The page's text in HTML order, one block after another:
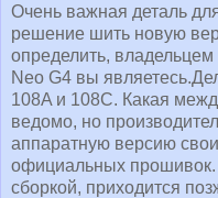
Очень важная деталь
решение шить новую
определить,
Neo G4 вы
108A и 108C. Какая
ведомо, но
аппаратную версию
официальных прошивок.
сборкой, приходится